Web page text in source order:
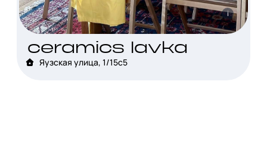
i
ceramics lavka
Яузская улица, 1/15с5